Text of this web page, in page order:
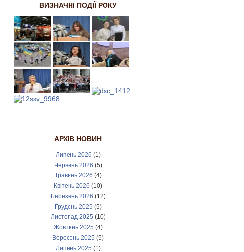
ВИЗНАЧНІ ПОДІЇ РОКУ
АРХІВ НОВИН
Липень 2026 (1)
Червень 2026 (5)
Травень 2026 (4)
Квітень 2026 (10)
Березень 2026 (12)
Грудень 2025 (5)
Листопад 2025 (10)
Жовтень 2025 (4)
Вересень 2025 (5)
Липень 2025 (1)